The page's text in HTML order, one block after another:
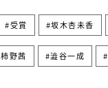
受賞 坂木杏未香
柿野茜 澁谷一成